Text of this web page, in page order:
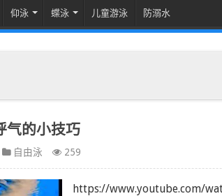
仰泳 蝶泳 儿童游泳 防溺水
气的小技巧
自由泳 259
https://www.youtube.com/